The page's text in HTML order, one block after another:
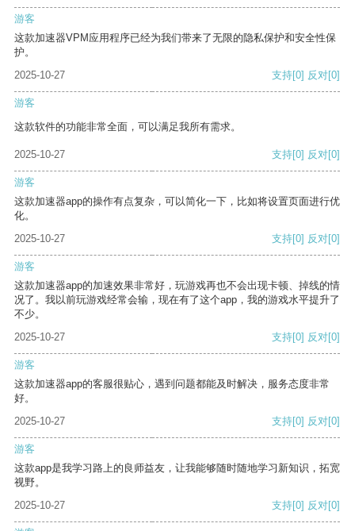
游客
这款加速器VPM应用程序已经为我们带来了无限的隐私保护和安全性保
护。
2025-10-27
支持[0] 反对[0]
游客
这款软件的功能非常全面，可以满足我所有需求。
2025-10-27 支持[0] 反对[0]
游客
这款加速器app的操作有点复杂，可以简化一下，比如将设置页面进行优
化。
2025-10-27
支持[0] 反对[0]
游客
这款加速器app的加速效果非常好，玩游戏再也不会出现卡顿、掉线的情
况了。我以前玩游戏经常会输，现在有了这个app，我的游戏水平提升了
不少。
2025-10-27
支持[0] 反对[0]
游客
这款加速器app的客服很贴心，遇到问题都能及时解决，服务态度非常
好。
2025-10-27
支持[0] 反对[0]
游客
这款app是我学习路上的良师益友，让我能够随时随地学习新知识，拓宽
视野。
2025-10-27
支持[0] 反对[0]